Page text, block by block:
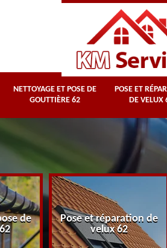
NETTOYAGE ET POSE DE
GOUTTIÈRE 62
POSE ET
DE VELUX
de
Pose et réparation de
velux 62